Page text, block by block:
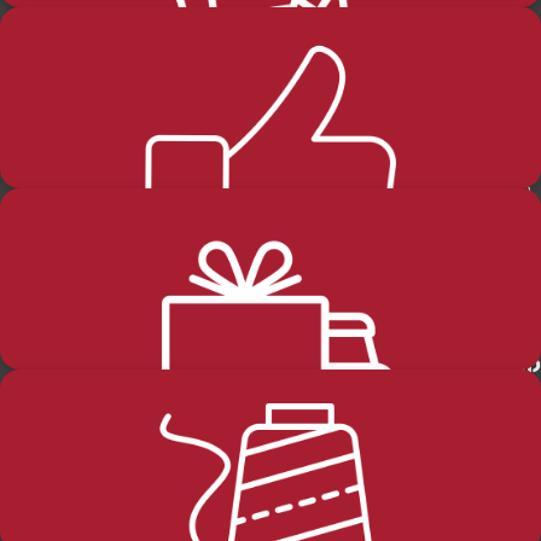
בלוג
החזרות-והחלפות
משלוחים ותנאי הספקה
קטגוריות מוצרים
טליתות תפילין ותפידניות
סידורים ומחזורים ותהילים
מידע כללי
דף הבית
הסיפור שלנו